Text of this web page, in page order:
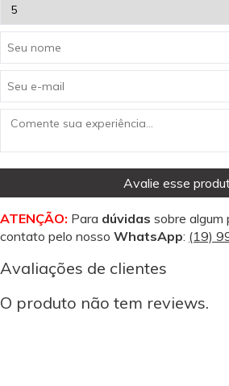
Avalie esse
ATENÇÃO: Para dúvidas sobre algum
contato pelo nosso WhatsApp: (19)
Avaliações de clientes
O produto não tem reviews.